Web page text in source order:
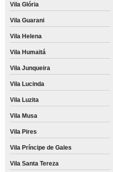
Vila Glória
Vila Guarani
Vila Helena
Vila Humaitá
Vila Junqueira
Vila Lucinda
Vila Luzita
Vila Musa
Vila Pires
Vila Príncipe de Gales
Vila Santa Tereza